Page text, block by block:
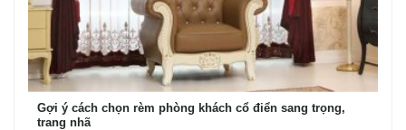
Gợi ý cách chọn rèm phòng khách cổ điển sang trọng,
trang nhã